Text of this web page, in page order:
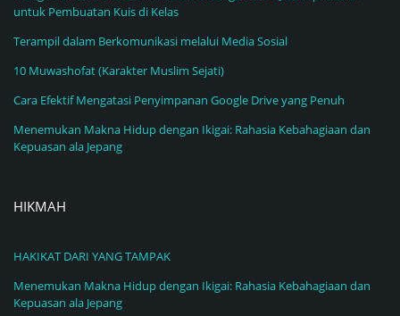
untuk Pembuatan Kuis di Kelas
Terampil dalam Berkomunikasi melalui Media Sosial
10 Muwashofat (Karakter Muslim Sejati)
Cara Efektif Mengatasi Penyimpanan Google Drive yang Penuh
Menemukan Makna Hidup dengan Ikigai: Rahasia Kebahagiaan dan
Kepuasan ala Jepang
HIKMAH
HAKIKAT DARI YANG TAMPAK
Menemukan Makna Hidup dengan Ikigai: Rahasia Kebahagiaan dan
Kepuasan ala Jepang